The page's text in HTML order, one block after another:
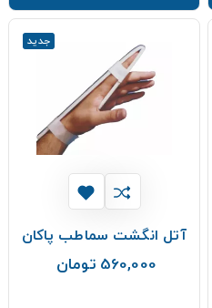
جدید
آتل انگشت سماطب پاکان
560,000 تومان